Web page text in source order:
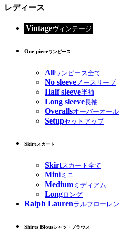
レディース
Vintageヴィンテージ
One pieceワンピース
Allワンピース全て
No sleeveノースリーブ
Half sleeve半袖
Long sleeve長袖
Overallsオーバーオール
Setupセットアップ
Skirtスカート
Skirtスカート全て
Miniミニ
Medium ミディアム
Longロング
Ralph Laurenラルフローレン
Shirts Blousシャツ・ブラウス